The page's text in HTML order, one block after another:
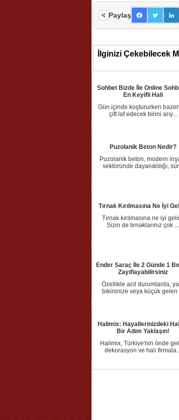
Paylaş
İlginizi Çekebilecek
Sohbet Bizde İle Online
En Keyifli Hali
Gün içinde koştururken
çift laf edecek birini arıy...
Puzolanik Beton Nedir?
Puzolanik beton, modern
sektöründe dayanıklılığı,
Tırnak Kırılmasına Ne İyi
Tırnak kırılmasına ne iyi
Sizin de tırnaklarınız çok ...
Ender Saraç İle 2 Günde 1
Zayıflayabilirsiniz
Özellikle acil durumlarda,
bikininize veya küçük gelen
Halimix: Hayallerinizdeki
Bir Adım Yaklaşın!
Halimix, Türkiye'nin önde
dekorasyon ve halı firmala...